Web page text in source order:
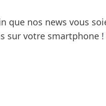
que nos news vous
sur votre smartphone !